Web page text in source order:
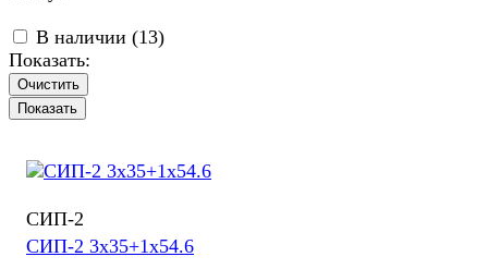
В наличии (13)
Показать:
Очистить
СИП-2
СИП-2 3х35+1х54.6